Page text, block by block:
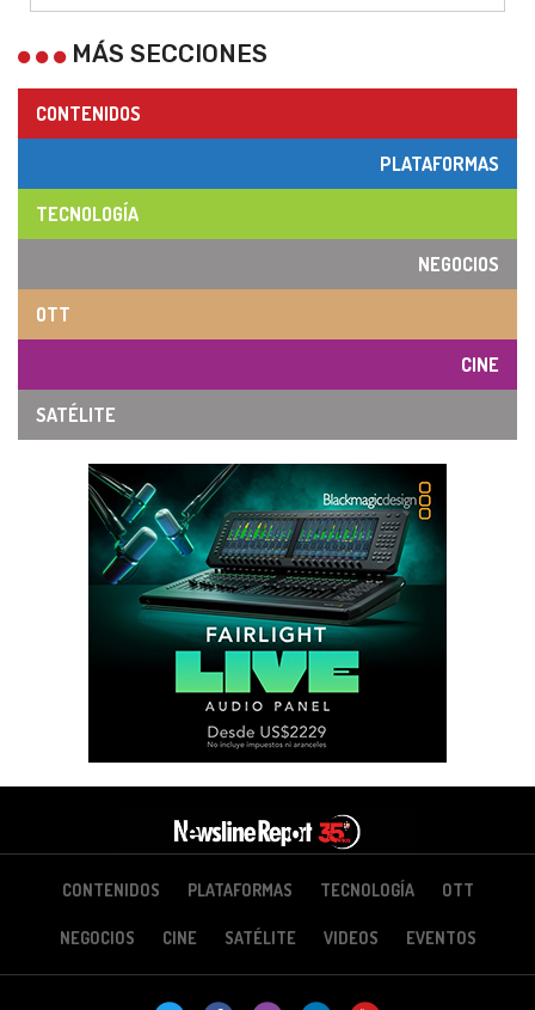
MÁS SECCIONES
CONTENIDOS
PLATAFORMAS
TECNOLOGÍA
NEGOCIOS
OTT
CINE
SATÉLITE
CONTENIDOS PLATAFORMAS TECNOLOGÍA OTT
NEGOCIOS CINE SATÉLITE VIDEOS EVENTOS